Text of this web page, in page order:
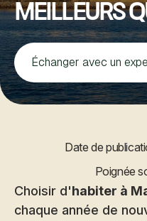
meilleurs
Échanger avec un
Date de
Poignée
Choisir d'habiter à
chaque année de